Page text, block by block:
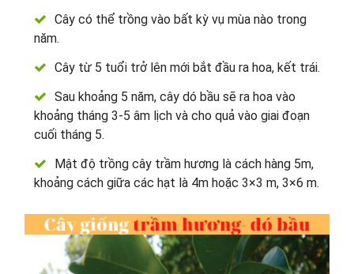
Cây có thể trồng vào bất kỳ vụ mùa nào trong
năm.
Cây từ 5 tuổi trở lên mới bắt đầu ra hoa, kết trái.
Sau khoảng 5 năm, cây dó bầu sẽ ra hoa vào
khoảng tháng 3-5 âm lịch và cho quả vào giai đoạn
cuối tháng 5.
Mật độ trồng cây trầm hương là cách hàng 5m,
khoảng cách giữa các hạt là 4m hoặc 3×3 m, 3×6 m.